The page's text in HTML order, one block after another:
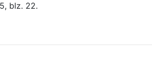
blz. 22.